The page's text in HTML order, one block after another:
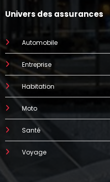
Univers des assurances
Automobile
Entreprise
Habitation
Moto
Santé
Voyage